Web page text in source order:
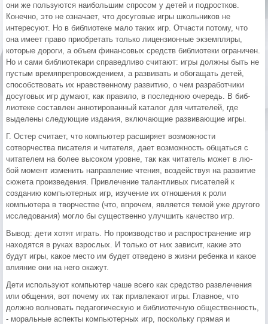
они же пользуются наибольшим спросом у детей и подростков.
Конечно, это не означает, что досуговые игры школь­ников не
интересуют. Но в библиоте­ке мало таких игр. Отчасти потому, что
она имеет право приобретать толь­ко лицензионные экземпляры,
кото­рые дороги, а объем финансовых средств библиотеки ограничен.
Но и сами библиотекари справедливо счи­тают: игры должны быть не
пустым времяпрепровождением, а развивать и обогащать детей,
способствовать их нравственному развитию, о чем разра­ботчики
досуговых игр думают, как правило, в последнюю очередь. В биб­
лиотеке составлен аннотированный каталог для читателей, где
выделены следующие издания, включающие развивающие игры.
Г. Остер считает, что компьютер расши­ряет возможности
сотворчества писа­теля и читателя, дает возможность об­щаться с
читателем на более высоком уровне, так как читатель может в лю­
бой момент изменить направление чтения, воздействуя на развитие
сю­жета произведения. Привлечение та­лантливых писателей к
созданию ком­пьютерных игр, изучение их отноше­ния к роли
компьютера в творчестве (что, впрочем, является темой уже другого
исследования) могло бы су­щественно улучшить качество игр.
Вывод: дети хотят играть. Но про­изводство и распространение игр
на­ходятся в руках взрослых. И только от них зависит, какие это
будут игры, ка­кое место им будет отведено в жизни ребенка и какое
влияние они на него окажут.
Дети используют компьютер чаше всего как средство развлечения
или общения, вот почему их так привлека­ют игры. Главное, что
должно волно­вать педагогическую и библиотечную общественность,
- моральные аспек­ты компьютерных игр, поскольку пря­мая и